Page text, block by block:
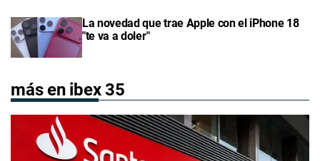
La novedad que trae Apple con el iPhone 18
"te va a doler"
más en ibex 35